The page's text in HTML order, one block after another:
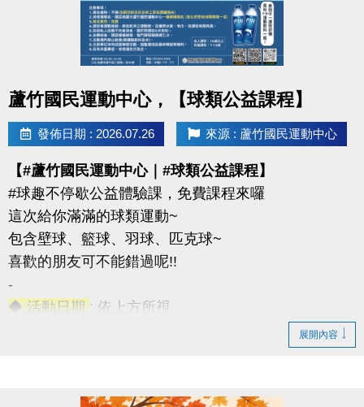
蘆竹國民運動中心，【球類公益課程】
發佈日期 : 2026.07.26 來源 : 蘆竹國民運動中心
【#蘆竹國民運動中心｜#球類公益課程】
#球趣不停歇公益體驗課，免費課程來囉
這次給你滿滿的球類運動~
包含壁球、籃球、羽球、匹克球~
喜歡的朋友可不能錯過呢!!
-
◆ 活動日期: 依上方所視
◆ 優惠2重奏
展開內容